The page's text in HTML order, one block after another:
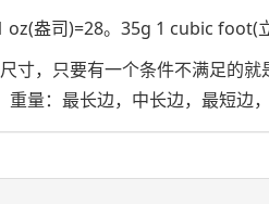
盎司)=28。35g 1 cubic foot(
寸，只要有一个条件不满足的
量：最长边，中长边，最短边，